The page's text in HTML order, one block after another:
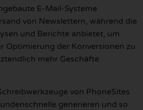
E-Mail-Systeme
von Newslettern, während die
und Berichte anbietet, um
Optimierung der Konversionen zu
mehr Geschäfte
von PhoneSites
generieren und so